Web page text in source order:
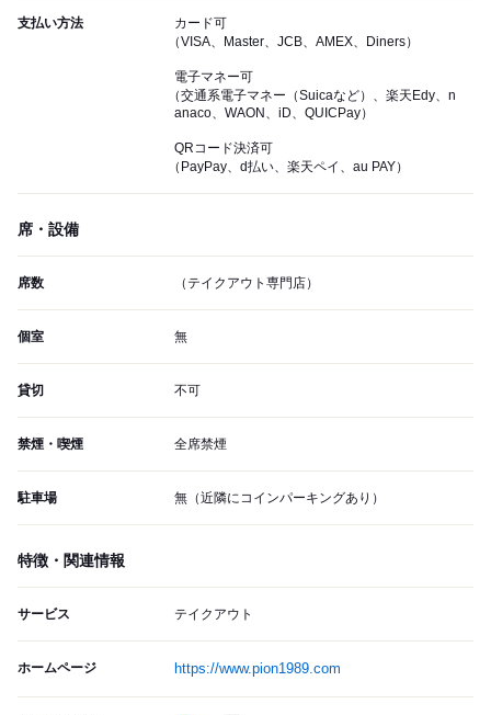
支払い方法
カード可
（VISA、Master、JCB、AMEX、Diners）
電子マネー可
（交通系電子マネー（Suicaなど）、楽天Edy、n
anaco、WAON、iD、QUICPay）
QRコード決済可
（PayPay、d払い、楽天ペイ、au PAY）
席・設備
席数 （テイクアウト専門店）
個室 無
貸切 不可
禁煙・喫煙 全席禁煙
駐車場 無（近隣にコインパーキングあり）
特徴・関連情報
サービス テイクアウト
ホームページ https://www.pion1989.com